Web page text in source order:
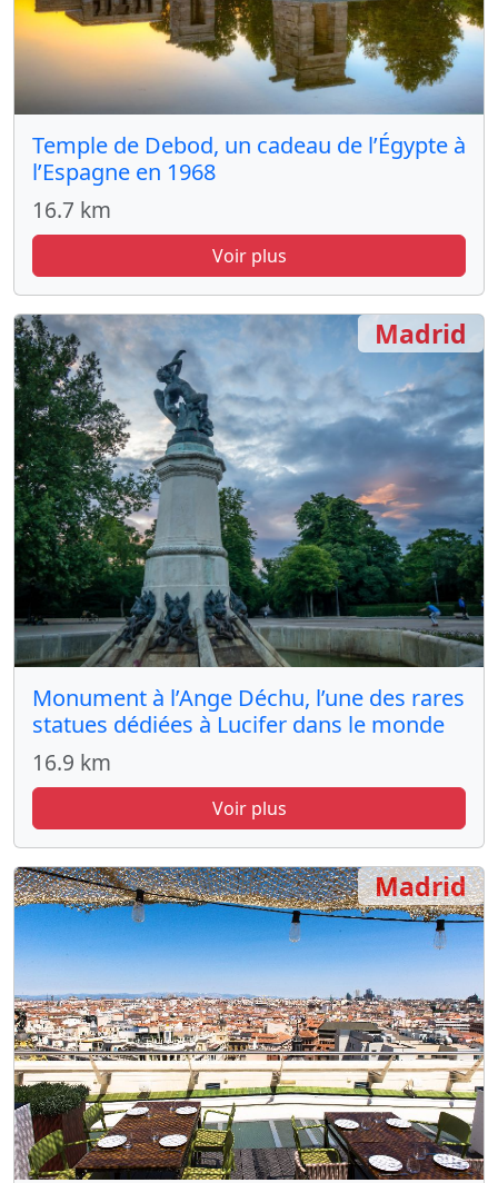
Temple de Debod, un cadeau de l’Égypte à
l’Espagne en 1968
16.7 km
Voir plus
Monument à l’Ange Déchu, l’une des rares
statues dédiées à Lucifer dans le monde
16.9 km
Voir plus
Madrid
Madrid